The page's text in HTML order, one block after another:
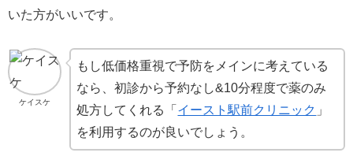
いた方がいいです。
ケイスケ
もし低価格重視で予防をメインに考えている
なら、初診から予約なし&10分程度で薬のみ
処方してくれる「 イースト駅前クリニック 」
を利用するのが良いでしょう。